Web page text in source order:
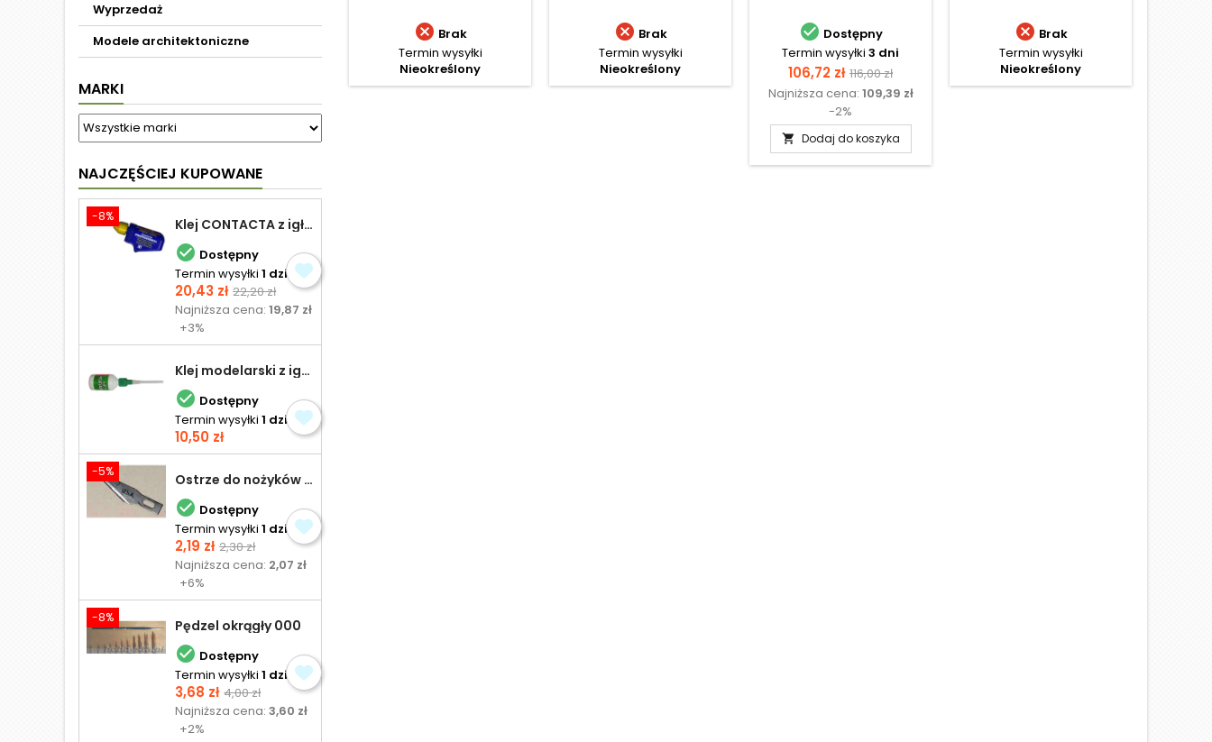
Wyprzedaż
Modele architektoniczne
MARKI
NAJCZĘŚCIEJ KUPOWANE
-8% Klej CONTACTA z igłą do plastiku 25,0 g
 Dostępny
Termin wysyłki 1 dzień
Cena
20,43 zł Cena
podstawowa
22,20 zł
Najniższa cena:19,87 zł
+3%
Klej modelarski z igłą 30 ml
 Dostępny
Termin wysyłki 1 dzień
Cena
10,50 zł
-5% Ostrze do nożyków Excel
 Dostępny
Termin wysyłki 1 dzień
Cena
2,19 zł Cena
podstawowa
2,30 zł
Najniższa cena: 2,07 zł
+6%
-8% Pędzel okrągły 000
 Dostępny
Termin wysyłki 1 dzień
Cena
3,68 zł Cena
podstawowa
4,00 zł
Najniższa cena:3,60 zł
+2%
 Brak
Termin wysyłki
Nieokreślony
 Brak
Termin wysyłki
Nieokreślony
 Dostępny
Termin wysyłki 3 dni
Cena
106,72 zł Cena
podstawowa
116,00 zł
Najniższa cena: 109,39 zł
-2%
 Dodaj do koszyka
 Brak
Termin wysyłki
Nieokreślony